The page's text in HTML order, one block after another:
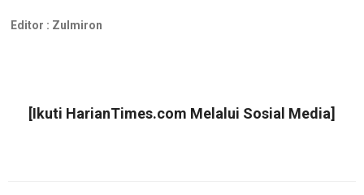
Editor : Zulmiron
[Ikuti HarianTimes.com Melalui Sosial Media]